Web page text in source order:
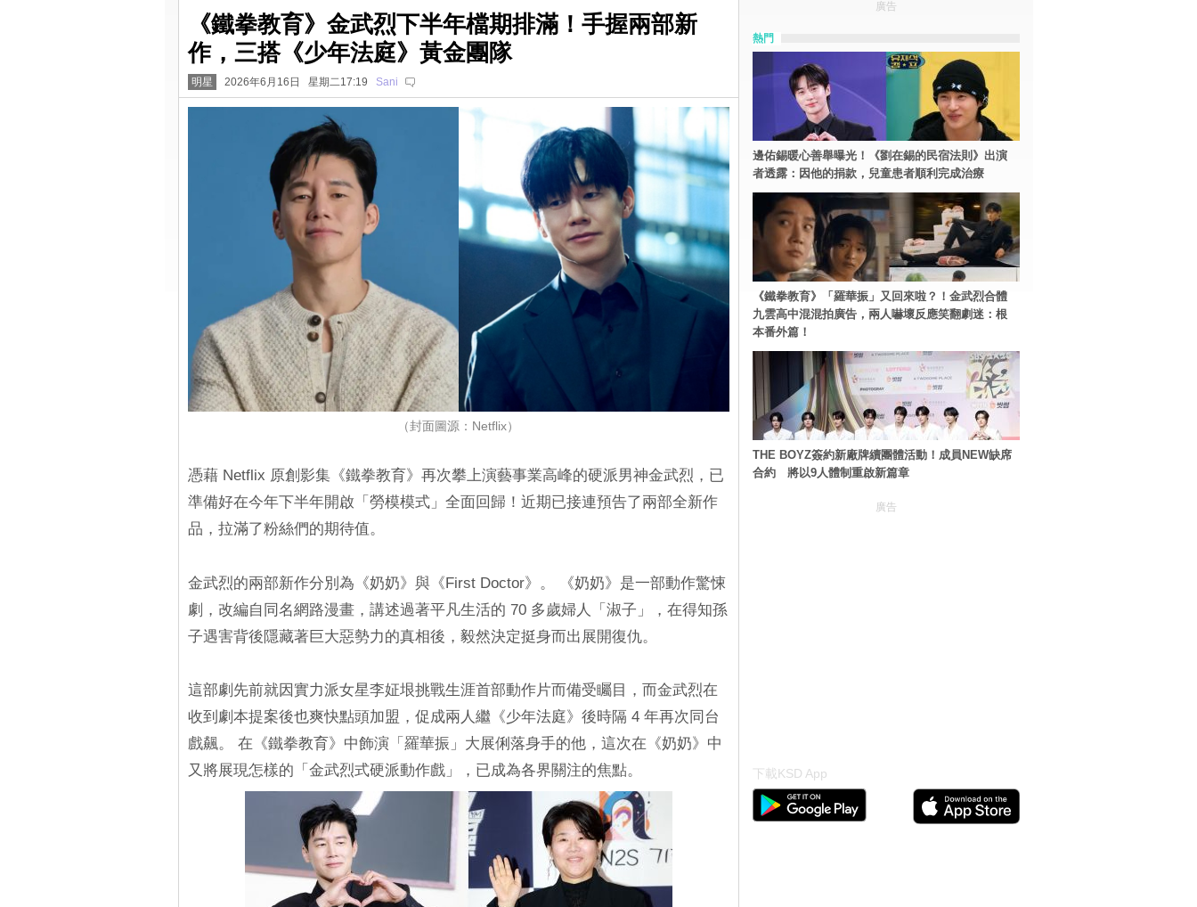
《鐵拳教育》金武烈下半年檔期排滿！手握兩部新
作，三搭《少年法庭》黃金團隊
明星 2026年6月16日 星期二17:19 Sani
（封面圖源：Netflix）
憑藉 Netflix 原創影集《鐵拳教育》再次攀上演藝事業高峰的硬派男神金武烈，已
準備好在今年下半年開啟「勞模模式」全面回歸！近期已接連預告了兩部全新作
品，拉滿了粉絲們的期待值。
金武烈的兩部新作分別為《奶奶》與《First Doctor》。 《奶奶》是一部動作驚悚
劇，改編自同名網路漫畫，講述過著平凡生活的 70 多歲婦人「淑子」，在得知孫
子遇害背後隱藏著巨大惡勢力的真相後，毅然決定挺身而出展開復仇。
這部劇先前就因實力派女星李姃垠挑戰生涯首部動作片而備受矚目，而金武烈在
收到劇本提案後也爽快點頭加盟，促成兩人繼《少年法庭》後時隔 4 年再次同台
戲飆。 在《鐵拳教育》中飾演「羅華振」大展俐落身手的他，這次在《奶奶》中
又將展現怎樣的「金武烈式硬派動作戲」，已成為各界關注的焦點。
廣告
熱門
邊佑錫暖心善舉曝光！《劉在錫的民宿法則》出演
者透露：因他的捐款，兒童患者順利完成治療
《鐵拳教育》「羅華振」又回來啦？！金武烈合體
九雲高中混混拍廣告，兩人嚇壞反應笑翻劇迷：根
本番外篇！
THE BOYZ簽約新廠牌續團體活動！成員NEW缺席
合約 將以9人體制重啟新篇章
廣告
下載KSD App